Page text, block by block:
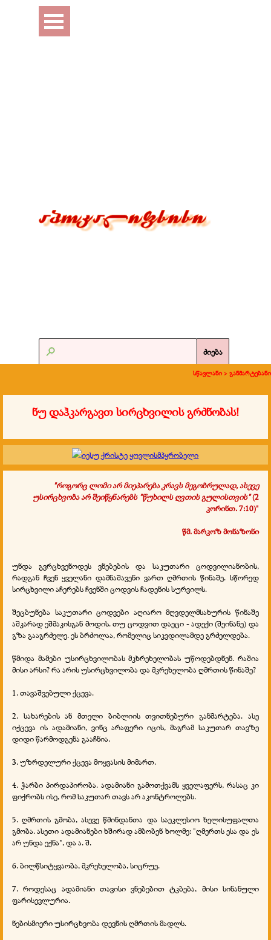
Перейти к контенту
Пропустить меню
ძიება
სწავლანი > განმარტებანი
ნუ დაჰკარგავთ სირცხვილის გრძნობას!
"როგორც ლომი არ მიეპარება კრავს მეგობრულად, ასევე
უსირცხვობა არ შეიწყნარებს "წუხილს ღვთის გულისთვის"(2
კორინთ. 7:10)"
წმ. მარკოზ მონაზონი
უნდა გვრცხვენოდეს ვნებების და საკუთარი ცოდვილიანობის,
რადგან ჩვენ ყველანი დამნაშავენი ვართ ღმრთის წინაშე. სწორედ
სირცხვილი აჩერებს ჩვენში ცოდვის ჩადენის სურვილს.
შეცბუნება საკუთარი ცოდვები აღიარო მღვდელმსახურის წინაშე
აშკარად ეშმაკისგან მოდის. თუ ცოდვით დაეცი - ადექი (შეინანე) და
გზა გააგრძელე. ეს ბრძოლაა, რომელიც სიკვდილამდე გრძელდება.
წმიდა მამები უსირცხვილობას მკხრეხელობას უწოდებდნენ. რაშია
მისი არსი? რა არის უსირცხვილობა და მკრეხელობა ღმრთის წინაშე?
1. თავაშვებული ქცევა.
2. სახარების ან მთელი ბიბლიის თვითნებური განმარტება. ასე
იქცევა ის ადამიანი, ვინც არაფერი იცის, მაგრამ საკუთარ თავზე
დიდი წარმოდგენა გააჩნია.
3. უზრდელური ქცევა მოყვასის მიმართ.
4. ჭარბი პირდაპირობა. ადამიანი გამოთქვამს ყველაფერს, რასაც კი
ფიქრობს ისე, რომ საკუთარ თავს არ აკონტროლებს.
5. ღმრთის გმობა, ასევე წმინდანთა და საეკლესიო ხელისუფალთა
გმობა. ასეთი ადამიანები ხშირად ამბობენ ხოლმე: "ღმერთს ესა და ეს
არ უნდა ექნა", და ა. შ.
6. ბილწსიტყვაობა, მკრეხელობა, სიცრუე.
7. როდესაც ადამიანი თავისი ვნებებით ტკბება, მისი სინანული
ფარისევლურია.
ნებისმიერი უსირცხვობა დევნის ღმრთის მადლს.